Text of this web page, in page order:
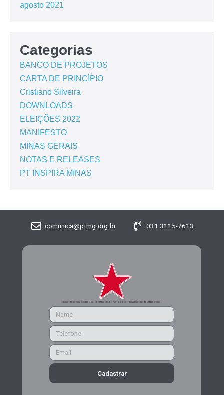
agosto 2021
Categorias
BANCO DE PROJETOS
CARTA DE PRINCÍPIO
Cristiano Silveira
DOWNLOADS
ELEIÇÕES 2022
MANIFESTO
MINAS GERAIS
NOTAS E RELEASES
PT INSPIRA MINAS
comunica@ptmg.org.br 031 3115-7613
CADASTRE-SE PARA RECEBER MAIS INFORMAÇÕES DO PARTIDO DOS TRABALHADORES DE MINAS GERAIS
Cadastrar